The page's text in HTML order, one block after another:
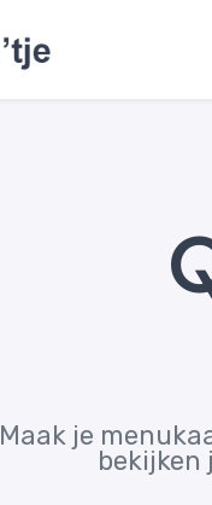
Maak je
bekijken